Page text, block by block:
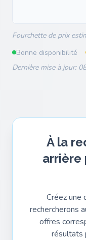
Fourchette de prix
Bonne disponibilité
Dernière mise à jour:
À la
arrière
Créez une
rechercherons
offres
résultats